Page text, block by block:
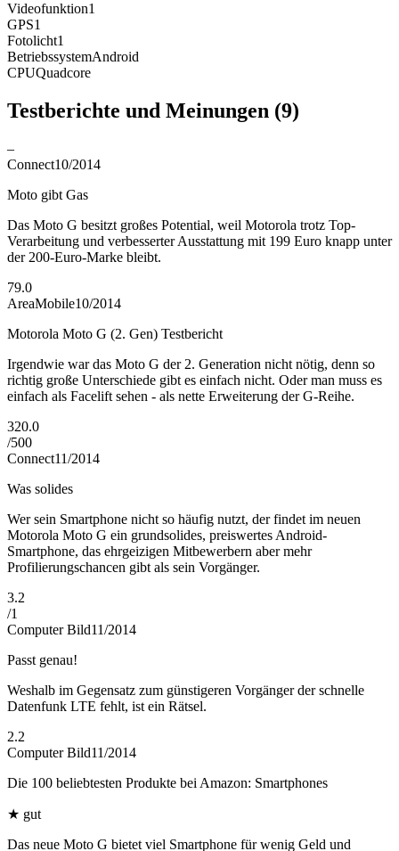
Videofunktion1
GPS1
Fotolicht1
BetriebssystemAndroid
CPUQuadcore
Testberichte und Meinungen (9)
–
Connect10/2014
Moto gibt Gas
Das Moto G besitzt großes Potential, weil Motorola trotz Top-
Verarbeitung und verbesserter Ausstattung mit 199 Euro knapp unter
der 200-Euro-Marke bleibt.
79.0
AreaMobile10/2014
Motorola Moto G (2. Gen) Testbericht
Irgendwie war das Moto G der 2. Generation nicht nötig, denn so
richtig große Unterschiede gibt es einfach nicht. Oder man muss es
einfach als Facelift sehen - als nette Erweiterung der G-Reihe.
320.0
/500
Connect11/2014
Was solides
Wer sein Smartphone nicht so häufig nutzt, der findet im neuen
Motorola Moto G ein grundsolides, preiswertes Android-
Smartphone, das ehrgeizigen Mitbewerbern aber mehr
Profilierungschancen gibt als sein Vorgänger.
3.2
/1
Computer Bild11/2014
Passt genau!
Weshalb im Gegensatz zum günstigeren Vorgänger der schnelle
Datenfunk LTE fehlt, ist ein Rätsel.
2.2
Computer Bild11/2014
Die 100 beliebtesten Produkte bei Amazon: Smartphones
★ gut
Das neue Moto G bietet viel Smartphone für wenig Geld und